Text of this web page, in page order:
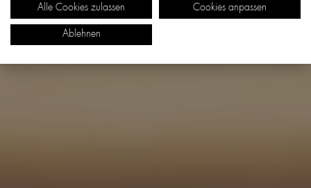
Alle Cookies zulassen Cookies anpassen
Ablehnen